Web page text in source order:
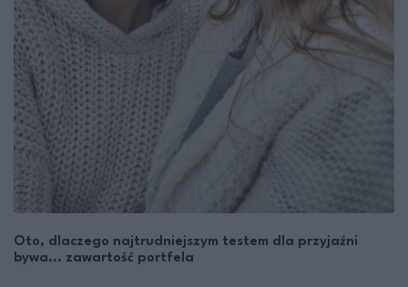
Oto, dlaczego najtrudniejszym testem dla przyjaźni
bywa... zawartość portfela